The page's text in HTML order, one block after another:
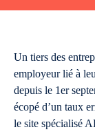
Un tiers des
employeur lié à
depuis le 1er
écopé d’un taux
le site spécialisé